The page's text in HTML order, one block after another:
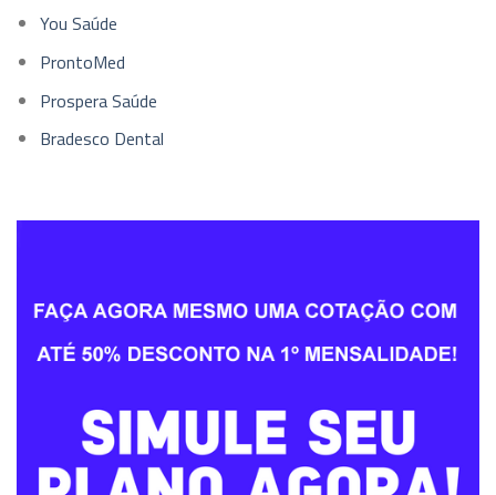
You Saúde
ProntoMed
Prospera Saúde
Bradesco Dental